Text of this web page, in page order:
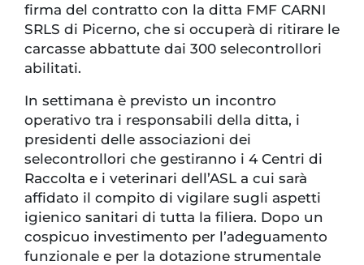
firma del contratto con la ditta FMF CARNI
SRLS di Picerno, che si occuperà di ritirare le
carcasse abbattute dai 300 selecontrollori
abilitati.
In settimana è previsto un incontro
operativo tra i responsabili della ditta, i
presidenti delle associazioni dei
selecontrollori che gestiranno i 4 Centri di
Raccolta e i veterinari dell’ASL a cui sarà
affidato il compito di vigilare sugli aspetti
igienico sanitari di tutta la filiera. Dopo un
cospicuo investimento per l’adeguamento
funzionale e per la dotazione strumentale